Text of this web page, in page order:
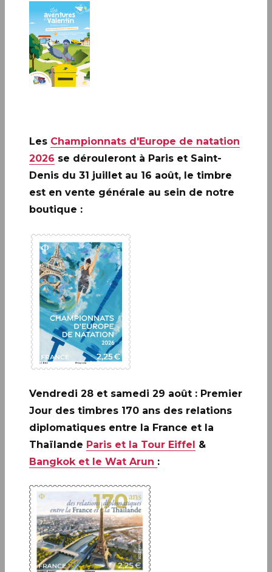
PAPETERIE ET ÉCRITURE
Le Carré d’Encre dispose d’un espace consacré à l’écrit :
TOUTES LES CATÉGORIES
Papeterie
Les évènements de la vie
Carterie
Les Championnats d'Europe de natation
2026 se dérouleront à Paris et Saint-
Denis du 31 juillet au 16 août, le timbre
est en vente générale au sein de notre
boutique :
Vendredi 28 et samedi 29 août : Premier
Jour des timbres 170 ans des relations
diplomatiques entre la France et la
Thaïlande Paris et la Tour Eiffel &
Bangkok et le Wat Arun :